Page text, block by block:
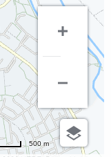
500 m